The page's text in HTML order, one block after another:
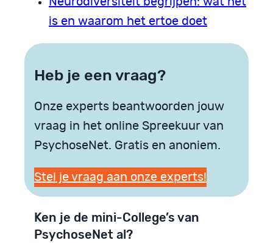
is en waarom het ertoe doet
Heb je een vraag?
Onze experts beantwoorden jouw
vraag in het online Spreekuur van
PsychoseNet. Gratis en anoniem.
Stel je vraag aan onze experts!
Ken je de mini-College’s van
PsychoseNet al?